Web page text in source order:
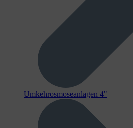
Umkehrosmoseanlagen 4"